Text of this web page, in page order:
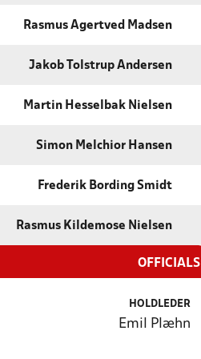
Rasmus Agertved Madsen
Jakob Tolstrup Andersen
Martin Hesselbak Nielsen
Simon Melchior Hansen
Frederik Bording Smidt
Rasmus Kildemose Nielsen
OFFICIALS
HOLDLEDER
Emil Plæhn